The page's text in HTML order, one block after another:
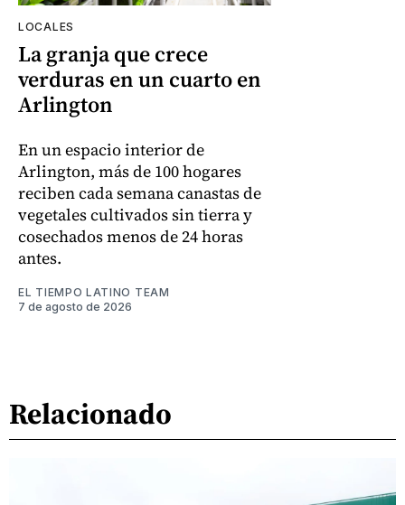
LOCALES
La granja que crece
verduras en un cuarto en
Arlington
En un espacio interior de
Arlington, más de 100 hogares
reciben cada semana canastas de
vegetales cultivados sin tierra y
cosechados menos de 24 horas
antes.
EL TIEMPO LATINO TEAM
7 de agosto de 2026
Relacionado